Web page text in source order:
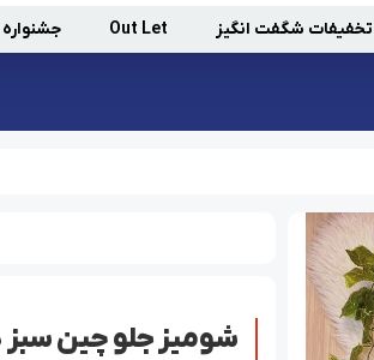
تخفیفات شگفت انگیز Out Let جشنواره
شومیز جلو چین